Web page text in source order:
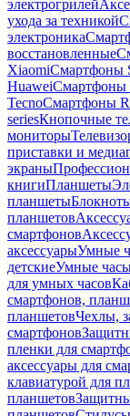
электрогрилей
ухода за техникой
электроника
восстановленные
XiaomiСмартфоны
HuaweiСмартфоны
TecnoСмартфоны
seriesКнопочные
мониторы
приставки и
экраны
книгиПланшеты
планшеты
планшетов
смартфонов
аксессуарыУмные
детскиеУмные
для умных часов
смартфонов,
планшетовЧехлы,
смартфонов
пленки для
аксессуары для
клавиатурой для
планшетов